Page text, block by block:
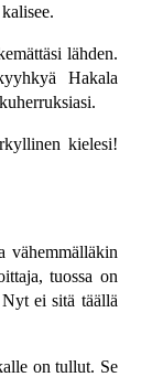
lähden.
Hakala
kielesi!
vähemmälläkin
tuossa on
ei sitä täällä
on tullut. Se